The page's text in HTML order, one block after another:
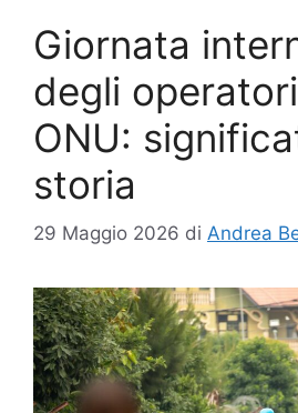
Giornata
degli
ONU:
storia
29 Maggio 2026 di Andrea